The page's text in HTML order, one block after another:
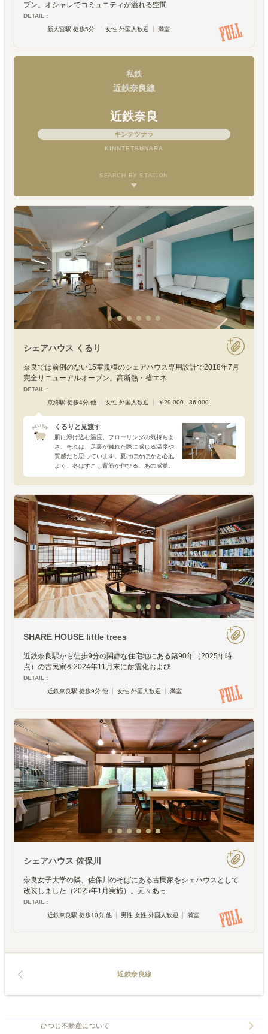
プン。オシャレでコミュニティが溢れる空間
DETAIL :
新大宮駅 徒歩5分
女性 外国人歓迎 満室
私鉄
近鉄奈良線
近鉄奈良
キンテツナラ
KINNTETSUNARA
SEARCH BY STATION
シェアハウス くるり
奈良では前例のない15室規模のシェアハウス専用設計で2018年7月
完全リニューアルオープン。高断熱・省エネ
DETAIL :
京終駅 徒歩4分 他
女性 外国人歓迎 ￥29,000 - 36,000
くるりと見渡す
肌に溶け込む温度。フローリングの気持ちよ
さ。それは、足裏が触れた際に感じる温度や
質感だと思っています。夏はぽかぽかと心地
よく、冬はすこし背筋が伸びる、あの感覚。
変わりまで繊細に感じさせてくれる場所で
す。今回の舞台は、奈良
SHARE HOUSE little trees
近鉄奈良駅から徒歩9分の閑静な住宅地にある築90年（2025年時
点）の古民家を2024年11月末に耐震化および
DETAIL :
近鉄奈良駅 徒歩9分 他
女性 外国人歓迎 満室
シェアハウス 佐保川
奈良女子大学の隣、佐保川のそばにある古民家をシェハウスとして
改装しました（2025年1月実施）。元々あっ
DETAIL :
近鉄奈良駅 徒歩10分 他
男性 女性 外国人歓迎 満室
近鉄奈良線
ひつじ不動産について